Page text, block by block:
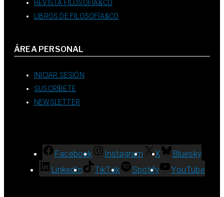
REVISTA FILOSOFÍA&CO
LIBROS DE FILOSOFÍA&CO
ÁREA PERSONAL
INICIAR SESIÓN
SUSCRÍBETE
NEWSLETTER
Facebook Instagram X
Bluesky
LinkedIn
TikTok Spotify YouTube